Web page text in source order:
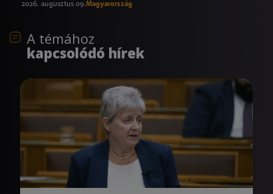
2026. augusztus 09.Magyarország
A témához
kapcsolódó hírek